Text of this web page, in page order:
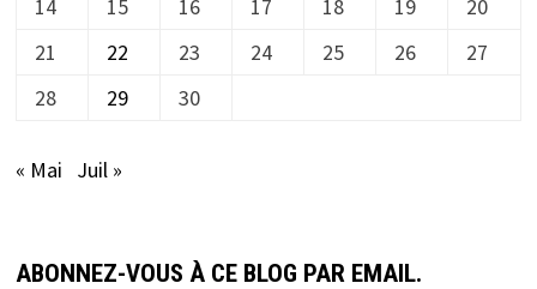
14
15 16 17 18 19
20
21
22 23 24 25 26
27
28
29 30
« Mai Juil »
ABONNEZ-VOUS À CE BLOG PAR EMAIL.